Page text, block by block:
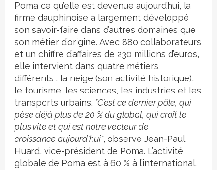
Poma ce qu’elle est devenue aujourd’hui, la
firme dauphinoise a largement développé
son savoir-faire dans d’autres domaines que
son métier d’origine. Avec 880 collaborateurs
et un chiffre d’affaires de 230 millions d’euros,
elle intervient dans quatre métiers
différents : la neige (son activité historique),
le tourisme, les sciences, les industries et les
transports urbains. "C’est ce dernier pôle, qui
pèse déjà plus de 20 % du global, qui croît le
plus vite et qui est notre vecteur de
croissance aujourd'hui", observe Jean-Paul
Huard, vice-président de Poma. L’activité
globale de Poma est à 60 % à l’international.